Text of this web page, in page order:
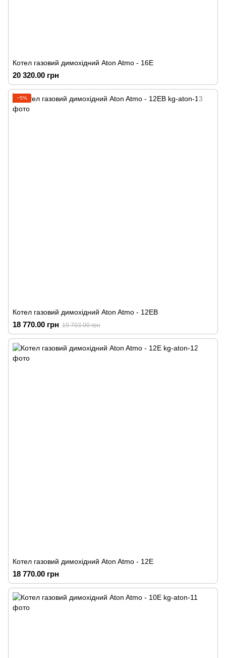
Котел газовий димохідний Аton Atmo - 16Е
20 320.00 грн
−5%
Котел газовий димохідний Аton Atmo - 12ЕВ
18 770.00 грн 19 703.00 грн
Котел газовий димохідний Аton Atmo - 12Е
18 770.00 грн